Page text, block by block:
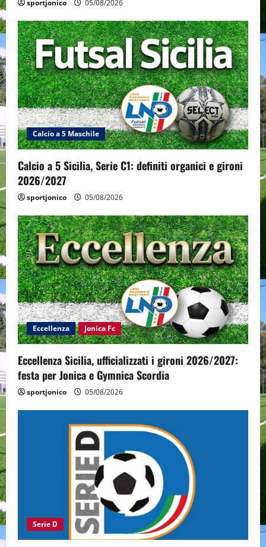
sportjonico 05/08/2026
Calcio a 5 Maschile
Calcio a 5 Sicilia, Serie C1: definiti organici e gironi
2026/2027
sportjonico 05/08/2026
Eccellenza Jonica Fc
Eccellenza Sicilia, ufficializzati i gironi 2026/2027:
festa per Jonica e Gymnica Scordia
sportjonico 05/08/2026
Serie D